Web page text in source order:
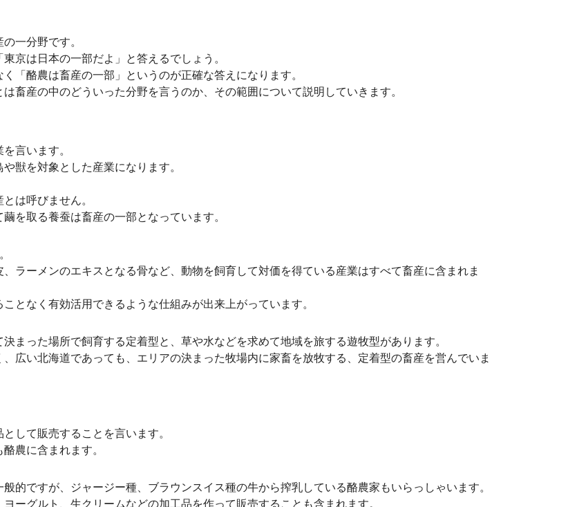
一分野です。
京は日本の一部だよ」と答えるでしょう。
「酪農は畜産の一部」というのが正確な答えになります。
畜産の中のどういった分野を言うのか、その範囲について説明していきます。
言います。
獣を対象とした産業になります。
は呼びません。
を取る養蚕は畜産の一部となっています。
ラーメンのエキスとなる骨など、動物を飼育して対価を得ている産業はすべて畜産に含まれま
となく有効活用できるような仕組みが出来上がっています。
まった場所で飼育する定着型と、草や水などを求めて地域を旅する遊牧型があります。
広い北海道であっても、エリアの決まった牧場内に家畜を放牧する、定着型の畜産を営んでいま
して販売することを言います。
農に含まれます。
的ですが、ジャージー種、ブラウンスイス種の牛から搾乳している酪農家もいらっしゃいます。
ーグルト、生クリームなどの加工品を作って販売することも含まれます。